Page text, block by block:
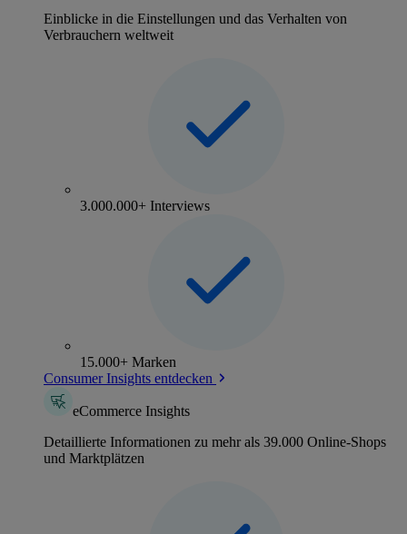
Einblicke in die Einstellungen und das Verhalten von
Verbrauchern weltweit
3.000.000+ Interviews
15.000+ Marken
Consumer Insights entdecken
eCommerce Insights
Detaillierte Informationen zu mehr als 39.000 Online-Shops
und Marktplätzen